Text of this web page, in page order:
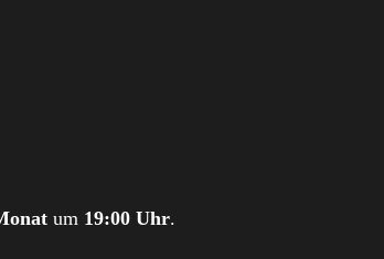
um 19:00 Uhr.